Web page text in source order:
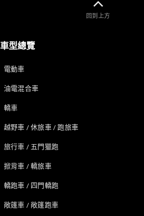
CLE
Cabriolet
Mercedes-
AMG SL
回到上方
車型總覽
電動車
油電混合車
轎車
越野車 / 休旅車 / 跑旅車
旅行車 / 五門獵跑
掀背車 / 轎旅車
轎跑車 / 四門轎跑
敞篷車 / 敞篷跑車